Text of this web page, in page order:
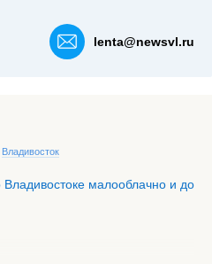
lenta@newsvl.ru
Владивосток
Владивостоке малооблачно и до